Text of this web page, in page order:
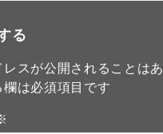
る
レスが公開されることはあ
欄は必須項目です